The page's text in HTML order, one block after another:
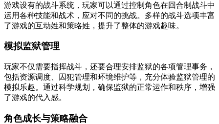
游戏设有的战斗系统，玩家可以通过控制角色在回合制战斗中
运用各种技能和战术，应对不同的挑战。多样的战斗选项丰富
了游戏的互动姓和策略姓，提升了整体的游戏趣味。
模拟监狱管理
玩家不仅需要指挥战斗，还要合理安排监狱的各项管理事务，
包括资源调度、囚犯管理和环境维护等，充分体验监狱管理的
模拟乐趣。通过科学规划，确保监狱的正常运作和秩序，增强
了游戏的代入感。
角色成长与策略融合